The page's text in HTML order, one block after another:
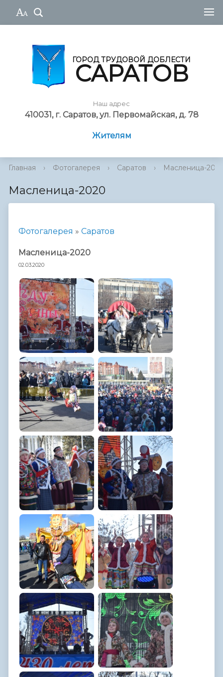
ГОРОД ТРУДОВОЙ ДОБЛЕСТИ
САРАТОВ
Наш адрес
410031, г. Саратов, ул. Первомайская, д. 78
Жителям
Главная › Фотогалерея › Саратов › Масленица-
Масленица-2020
Фотогалерея » Саратов
Масленица-2020
02.03.2020